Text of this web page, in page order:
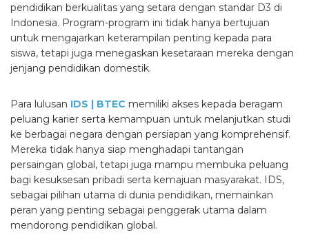
pendidikan berkualitas yang setara dengan standar D3 di
Indonesia. Program-program ini tidak hanya bertujuan
untuk mengajarkan keterampilan penting kepada para
siswa, tetapi juga menegaskan kesetaraan mereka dengan
jenjang pendidikan domestik.
Para lulusan IDS | BTEC memiliki akses kepada beragam
peluang karier serta kemampuan untuk melanjutkan studi
ke berbagai negara dengan persiapan yang komprehensif.
Mereka tidak hanya siap menghadapi tantangan
persaingan global, tetapi juga mampu membuka peluang
bagi kesuksesan pribadi serta kemajuan masyarakat. IDS,
sebagai pilihan utama di dunia pendidikan, memainkan
peran yang penting sebagai penggerak utama dalam
mendorong pendidikan global.